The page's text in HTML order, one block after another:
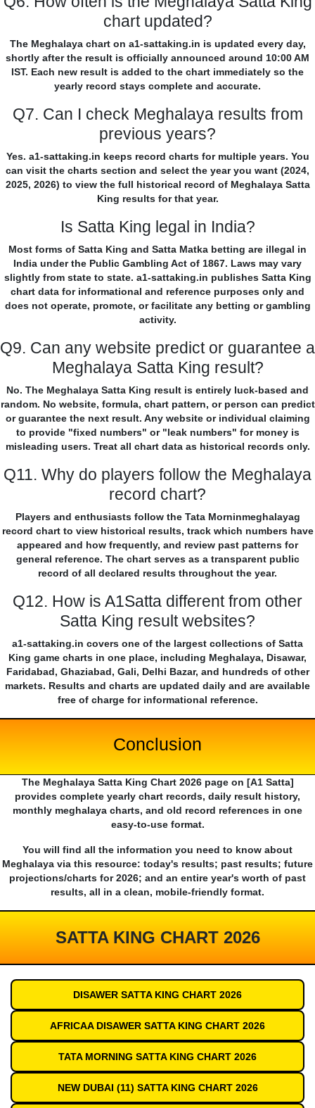
chart updated?
The Meghalaya chart on a1-sattaking.in is updated every day,
shortly after the result is officially announced around 10:00 AM
IST. Each new result is added to the chart immediately so the
yearly record stays complete and accurate.
Q7. Can I check Meghalaya results from
previous years?
Yes. a1-sattaking.in keeps record charts for multiple years. You
can visit the charts section and select the year you want (2024,
2025, 2026) to view the full historical record of Meghalaya Satta
King results for that year.
Is Satta King legal in India?
Most forms of Satta King and Satta Matka betting are illegal in
India under the Public Gambling Act of 1867. Laws may vary
slightly from state to state. a1-sattaking.in publishes Satta King
chart data for informational and reference purposes only and
does not operate, promote, or facilitate any betting or gambling
activity.
Q9. Can any website predict or guarantee a
Meghalaya Satta King result?
No. The Meghalaya Satta King result is entirely luck-based and
random. No website, formula, chart pattern, or person can predict
or guarantee the next result. Any website or individual claiming
to provide "fixed numbers" or "leak numbers" for money is
misleading users. Treat all chart data as historical records only.
Q11. Why do players follow the Meghalaya
record chart?
Players and enthusiasts follow the Tata Morninmeghalayag
record chart to view historical results, track which numbers have
appeared and how frequently, and review past patterns for
general reference. The chart serves as a transparent public
record of all declared results throughout the year.
Q12. How is A1Satta different from other
Satta King result websites?
a1-sattaking.in covers one of the largest collections of Satta
King game charts in one place, including Meghalaya, Disawar,
Faridabad, Ghaziabad, Gali, Delhi Bazar, and hundreds of other
markets. Results and charts are updated daily and are available
free of charge for informational reference.
Conclusion
The Meghalaya Satta King Chart 2026 page on [A1 Satta]
provides complete yearly chart records, daily result history,
monthly meghalaya charts, and old record references in one
easy-to-use format.
You will find all the information you need to know about
Meghalaya via this resource: today's results; past results; future
projections/charts for 2026; and an entire year's worth of past
results, all in a clean, mobile-friendly format.
SATTA KING CHART 2026
DISAWER SATTA KING CHART 2026
AFRICAA DISAWER SATTA KING CHART 2026
TATA MORNING SATTA KING CHART 2026
NEW DUBAI (11) SATTA KING CHART 2026